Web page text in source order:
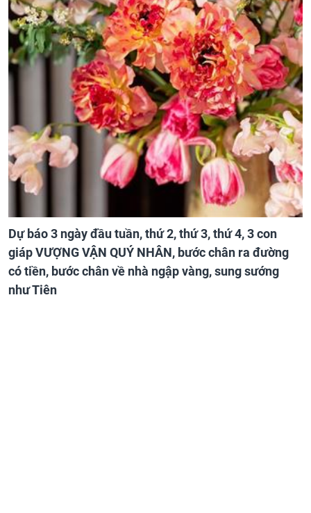
Dự báo 3 ngày đầu tuần, thứ 2, thứ 3, thứ 4, 3 con
giáp VƯỢNG VẬN QUÝ NHÂN, bước chân ra đường
có tiền, bước chân về nhà ngập vàng, sung sướng
như Tiên